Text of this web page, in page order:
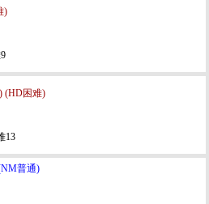
)
(HD困难)
13
普通)